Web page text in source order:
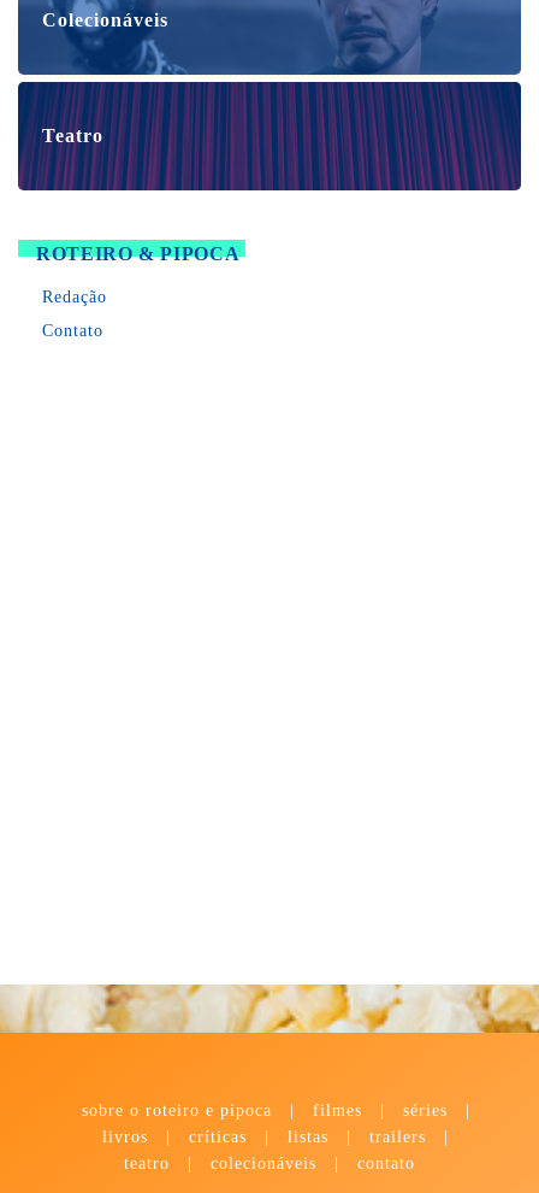
Colecionáveis
Teatro
ROTEIRO & PIPOCA
Redação
Contato
sobre o roteiro e pipoca | filmes | séries
|
livros
| críticas | listas | trailers
|
teatro
| colecionáveis | contato